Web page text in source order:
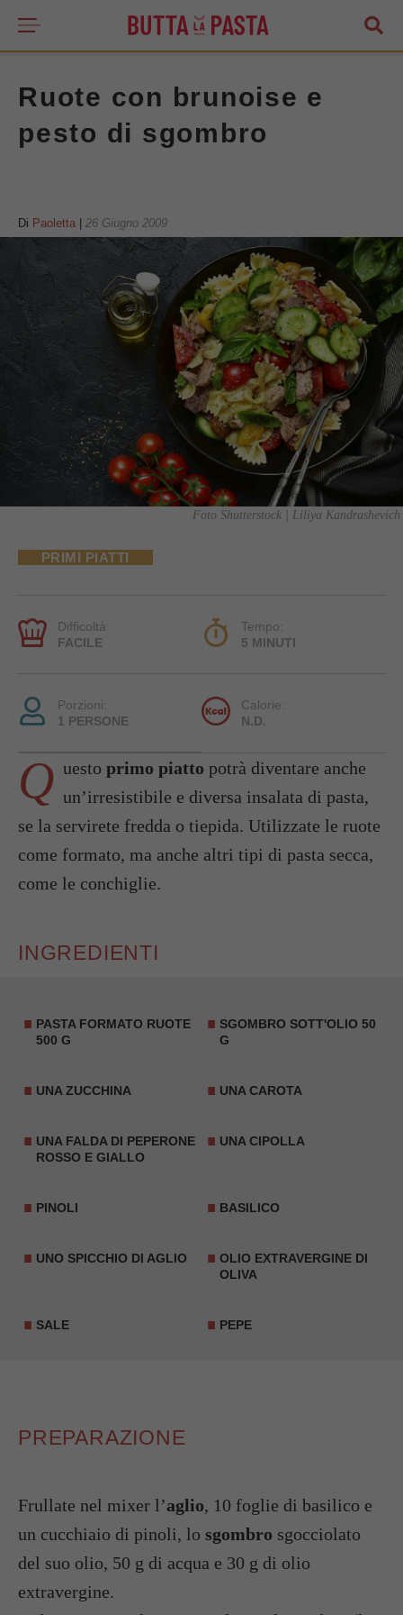
Ruote con brunoise e
pesto di sgombro
Di Paoletta 26 Giugno 2009
Foto Shutterstock | Liliya Kandrashevich
PRIMI PIATTI
Difficoltà:
FACILE
Tempo:
5 MINUTI
Porzioni:
1 PERSONE
Calorie:
N.D.
Q uesto primo piatto potrà diventare anche
un’irresistibile e diversa insalata di pasta,
se la servirete fredda o tiepida. Utilizzate le ruote
come formato, ma anche altri tipi di pasta secca,
come le conchiglie.
INGREDIENTI
PASTA FORMATO RUOTE
500 G
SGOMBRO SOTT'OLIO 50
G
UNA ZUCCHINA UNA CAROTA
UNA FALDA DI PEPERONE
ROSSO E GIALLO
UNA CIPOLLA
PINOLI BASILICO
UNO SPICCHIO DI AGLIO
OLIO EXTRAVERGINE DI
OLIVA
SALE PEPE
PREPARAZIONE
Frullate nel mixer l’aglio, 10 foglie di basilico e
un cucchiaio di pinoli, lo sgombro sgocciolato
del suo olio, 50 g di acqua e 30 g di olio
extravergine.